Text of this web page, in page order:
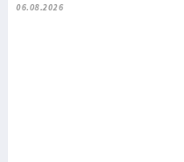
06.08.2026